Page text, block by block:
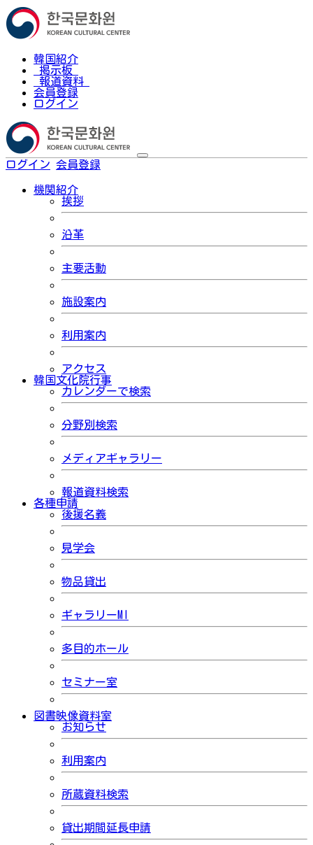
韓国紹介
掲示板
報道資料
会員登録
ログイン
ログイン 会員登録
機関紹介
挨拶
沿革
主要活動
施設案内
利用案内
アクセス
韓国文化院行事
カレンダーで検索
分野別検索
メディアギャラリー
報道資料検索
各種申請
後援名義
見学会
物品貸出
ギャラリーMI
多目的ホール
セミナー室
図書映像資料室
お知らせ
利用案内
所蔵資料検索
貸出期間延長申請